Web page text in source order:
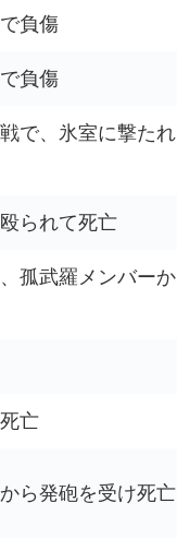
負傷
負傷
で、氷室に撃たれ
られて死亡
孤武羅メンバーか
亡
ら発砲を受け死亡